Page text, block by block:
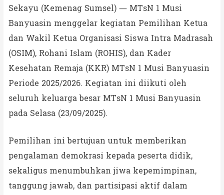
Sekayu (Kemenag Sumsel) — MTsN 1 Musi
Banyuasin menggelar kegiatan Pemilihan Ketua
dan Wakil Ketua Organisasi Siswa Intra Madrasah
(OSIM), Rohani Islam (ROHIS), dan Kader
Kesehatan Remaja (KKR) MTsN 1 Musi Banyuasin
Periode 2025/2026. Kegiatan ini diikuti oleh
seluruh keluarga besar MTsN 1 Musi Banyuasin
pada Selasa (23/09/2025).
Pemilihan ini bertujuan untuk memberikan
pengalaman demokrasi kepada peserta didik,
sekaligus menumbuhkan jiwa kepemimpinan,
tanggung jawab, dan partisipasi aktif dalam